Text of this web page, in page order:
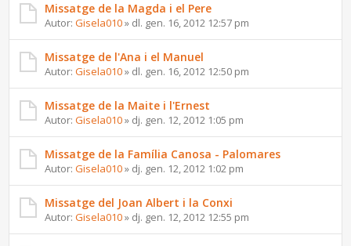
Missatge de la Magda i el Pere
Autor:Gisela010» dl. gen. 16, 2012 12:57 pm
Missatge de l'Ana i el Manuel
Autor:Gisela010» dl. gen. 16, 2012 12:50 pm
Missatge de la Maite i l'Ernest
Autor:Gisela010» dj. gen. 12, 2012 1:05 pm
Missatge de la Família Canosa - Palomares
Autor:Gisela010» dj. gen. 12, 2012 1:02 pm
Missatge del Joan Albert i la Conxi
Autor:Gisela010» dj. gen. 12, 2012 12:55 pm